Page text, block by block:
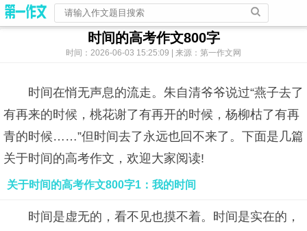
时间的高考作文800字
时间：2026-06-03 15:25:09 | 来源：第一作文网
时间在悄无声息的流走。朱自清爷爷说过“燕子去了
有再来的时候，桃花谢了有再开的时候，杨柳枯了有再
青的时候……”但时间去了永远也回不来了。下面是几篇
关于时间的高考作文，欢迎大家阅读!
关于时间的高考作文800字1：我的时间
时间是虚无的，看不见也摸不着。时间是实在的，